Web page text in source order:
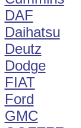
DAF
Daihatsu
Deutz
Dodge
FIAT
Ford
GMC